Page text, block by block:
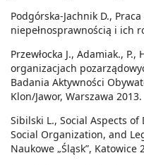
Podgórska-Jachnik D.,
niepełnosprawnością i ich
Przewłocka J., Adamiak.,
organizacjach
Badania Aktywności
Klon/Jawor, Warszawa 2013.
Sibilski L., Social Aspects
Social Organization, and
Naukowe „Śląsk”, Katowice